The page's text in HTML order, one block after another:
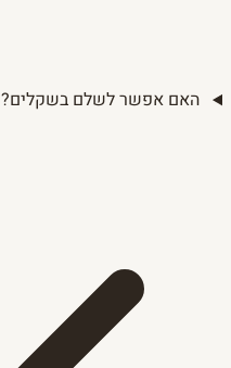
האם אפשר לשלם בשקלים?